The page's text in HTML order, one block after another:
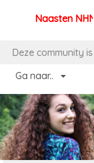
Naar content
Naasten NHN
Deze community
Ga naar..